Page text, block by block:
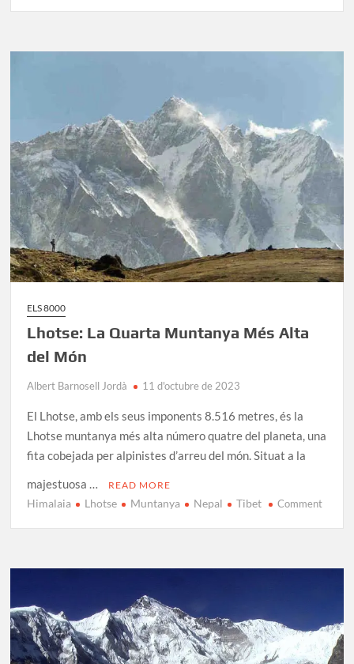
Muntanya
Món
ELS 8000
Lhotse: La Quarta Muntanya Més Alta
del Món
Albert Barnosell Jordà 11 d'octubre de 2023
El Lhotse, amb els seus imponents 8.516 metres, és la
Lhotse muntanya més alta número quatre del planeta, una
fita cobejada per alpinistes d’arreu del món. Situat a la
majestuosa …
READ MORE
Himalaia Lhotse Muntanya Nepal Tibet Commenton
del
Món